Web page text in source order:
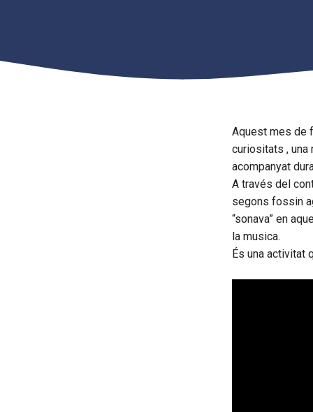
Aquest mes de
curiositats ,
acompanyat
A través del
segons fossin
“sonava” en
la musica.
És una activitat